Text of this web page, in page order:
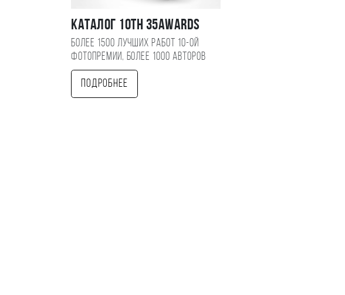
Каталог 10TH 35AWARDS
Более 1500 лучших работ 10-ой
фотопремии, более 1000 авторов
Подробнее